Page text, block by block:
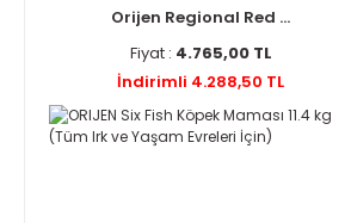
Orijen Regional Red ...
Fiyat : 4.765,00 TL
İndirimli 4.288,50 TL